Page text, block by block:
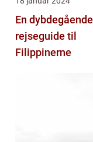
En dybdegående
rejseguide til
Filippinerne